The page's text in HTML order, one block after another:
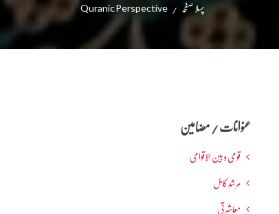
پہلا صفحہ Quranic Perspective
عنوانات / مضامین
قومی و بین الاقوامی
مرشدِ کامل
معاشرتی